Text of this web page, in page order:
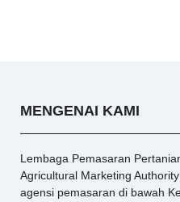
MENGENAI KAMI
Lembaga Pemasaran
Agricultural Marketing
agensi pemasaran di bawah